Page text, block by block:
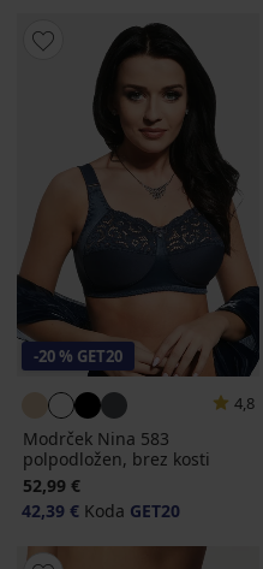
-20 % GET20
4,8
Modrček Nina 583
polpodložen, brez kosti
52,99 €
42,39 € Koda GET20